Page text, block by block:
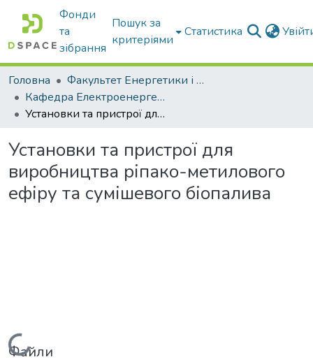
Фонди
та
зібрання
Пошук за
критеріями
Статистика
Головна
Факультет Енергетики і комп'ютерних технологій
Кафедра Електроенергетики і електротехнологій
Установки та пристрої для виробництва ріпако-метилового ефіру та сумішевого біопалива
Установки та пристрої для
виробництва ріпако-метилового
ефіру та сумішевого біопалива
Вантажиться...
Файли